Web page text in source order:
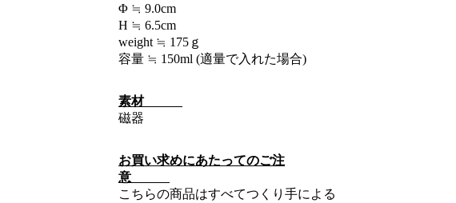
Φ ≒ 9.0cm
H ≒ 6.5cm
weight ≒ 175 ｇ
容量 ≒ 150ml (適量で入れた場合)
素材
磁器
お買い求めにあたってのご注
意
こちらの商品はすべてつくり手による